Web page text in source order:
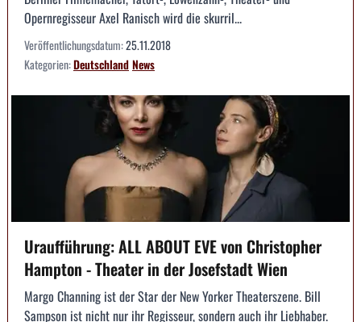
Opernregisseur Axel Ranisch wird die skurril...
Veröffentlichungsdatum:25.11.2018
Kategorien:DeutschlandNews
Uraufführung: ALL ABOUT EVE von Christopher
Hampton - Theater in der Josefstadt Wien
Margo Channing ist der Star der New Yorker Theaterszene. Bill
Sampson ist nicht nur ihr Regisseur, sondern auch ihr Liebhaber.